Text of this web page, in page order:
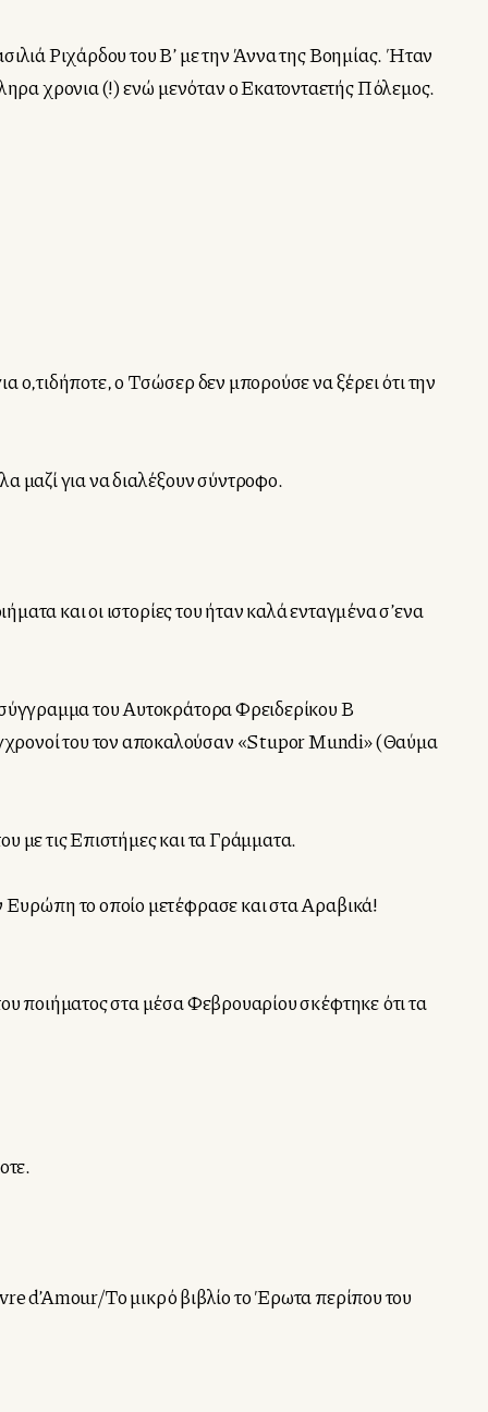
Ριχάρδου του Β’ με την Άννα της Βοημίας. Ήταν
χρονια (!) ενώ μενόταν ο Εκατονταετής Πόλεμος.
ο Τσώσερ δεν μπορούσε να ξέρει ότι την
μαζί για να διαλέξουν σύντροφο.
και οι ιστορίες του ήταν καλά ενταγμένα σ’ενα
του Αυτοκράτορα Φρειδερίκου Β΄
του τον αποκαλούσαν «Stupor Mundi» (Θαύμα
με τις Επιστήμες και τα Γράμματα.
Ευρώπη το οποίο μετέφρασε και στα Αραβικά!
ποιήματος στα μέσα Φεβρουαρίου σκέφτηκε ότι τα
d’Amour/Το μικρό βιβλίο το Έρωτα περίπου του